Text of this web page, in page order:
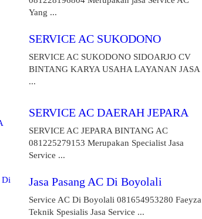
Yang ...
SERVICE AC SUKODONO
SERVICE AC SUKODONO SIDOARJO CV
BINTANG KARYA USAHA LAYANAN JASA
...
SERVICE AC DAERAH JEPARA
SERVICE AC JEPARA BINTANG AC
081225279153 Merupakan Specialist Jasa
Service ...
Jasa Pasang AC Di Boyolali
Service AC Di Boyolali 081654953280 Faeyza
Teknik Spesialis Jasa Service ...